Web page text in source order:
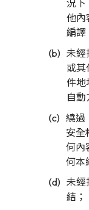
況下
他內
編譯
未經
或其
件地
自動
繞過
安全
何內
何本
未經
結；